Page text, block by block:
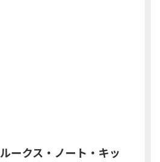
ルークス・ノート・キッ